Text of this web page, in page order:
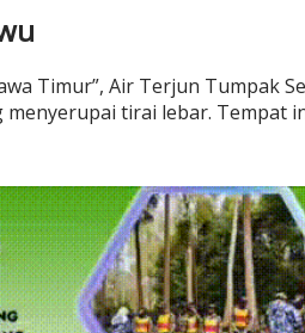
Timur”, Air Terjun Tumpak
menyerupai tirai lebar.